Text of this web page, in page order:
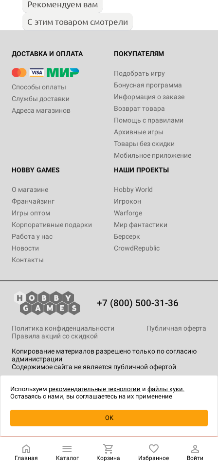
Купить
Рекомендуем вам
С этим товаром смотрели
ДОСТАВКА И ОПЛАТА
Способы оплаты
Службы доставки
Адреса магазинов
ПОКУПАТЕЛЯМ
Подобрать игру
Бонусная программа
Информация о заказе
Возврат товара
Помощь с правилами
Архивные игры
Товары без скидки
Мобильное приложение
HOBBY GAMES
О магазине
Франчайзинг
Игры оптом
Корпоративные подарки
Работа у нас
Новости
Контакты
НАШИ ПРОЕКТЫ
Hobby World
Игрокон
Warforge
Мир фантастики
Берсерк
CrowdRepublic
+7 (800) 500-31-36
Копирование материалов разрешено только по согласию
администрации
Содержимое сайта не является публичной офертой
Политика конфиденциальности
Публичная оферта
Правила акций со скидкой
технологии.
Главная Каталог Корзина Избранное Войти
Используем рекомендательные технологии и файлы куки.
Оставаясь с нами, вы соглашаетесь на их применение
OK